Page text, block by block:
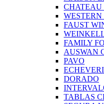
CHATEAU
FAUST
FAMILY
AUSWAN
PAVO
DORADO
TABLAS